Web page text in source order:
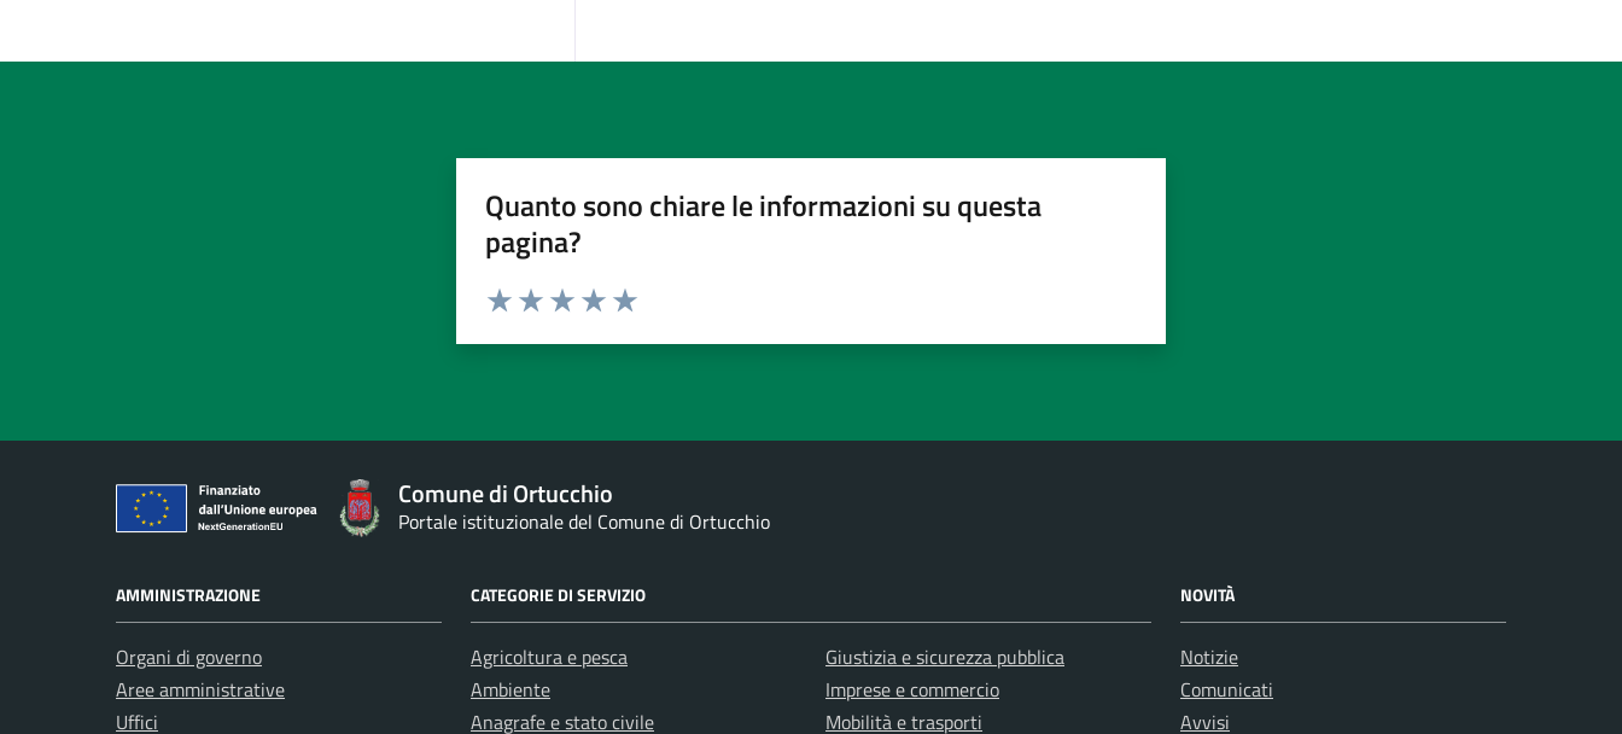
Quanto sono chiare le informazioni su questa
pagina?
Comune di Ortucchio
Portale istituzionale del Comune di Ortucchio
AMMINISTRAZIONE
Organi di governo
Aree amministrative
Uffici
CATEGORIE DI SERVIZIO
Agricoltura e pesca
Ambiente
Anagrafe e stato civile
Giustizia e sicurezza pubblica
Imprese e commercio
Mobilità e trasporti
NOVITÀ
Notizie
Comunicati
Avvisi